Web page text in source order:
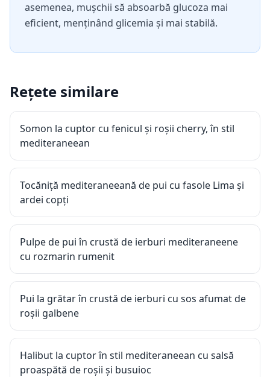
asemenea, mușchii să absoarbă glucoza mai
eficient, menținând glicemia și mai stabilă.
Rețete similare
Somon la cuptor cu fenicul și roșii cherry, în stil
mediteraneean
Tocăniță mediteraneeană de pui cu fasole Lima și
ardei copți
Pulpe de pui în crustă de ierburi mediteraneene
cu rozmarin rumenit
Pui la grătar în crustă de ierburi cu sos afumat de
roșii galbene
Halibut la cuptor în stil mediteraneean cu salsă
proaspătă de roșii și busuioc